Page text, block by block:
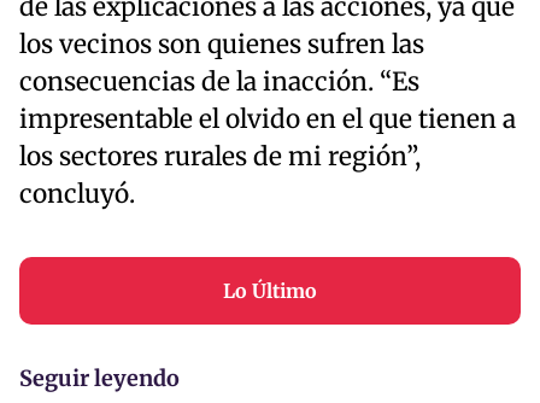
de las explicaciones a las acciones, ya que
los vecinos son quienes sufren las
consecuencias de la inacción. “Es
impresentable el olvido en el que tienen a
los sectores rurales de mi región”,
concluyó.
Lo Último
Seguir leyendo